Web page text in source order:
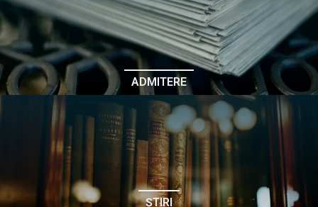
Admitere
Erasmus & Internațional
Despre Facultate
ADMITERE
ȘTIRI